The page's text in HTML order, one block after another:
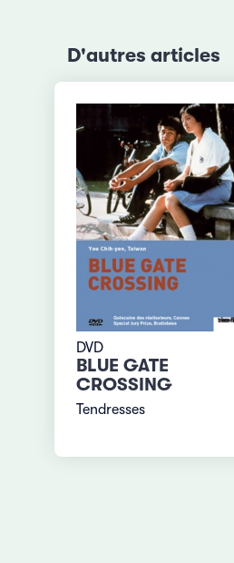
D'autres articles
DVD
BLUE GATE
CROSSING
Tendresses